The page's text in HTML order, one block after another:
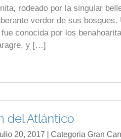
rodeado por la singular
verdor de sus bosques.
conocida por los
y […]
del Atlántico
20, 2017 | Categoria Gran